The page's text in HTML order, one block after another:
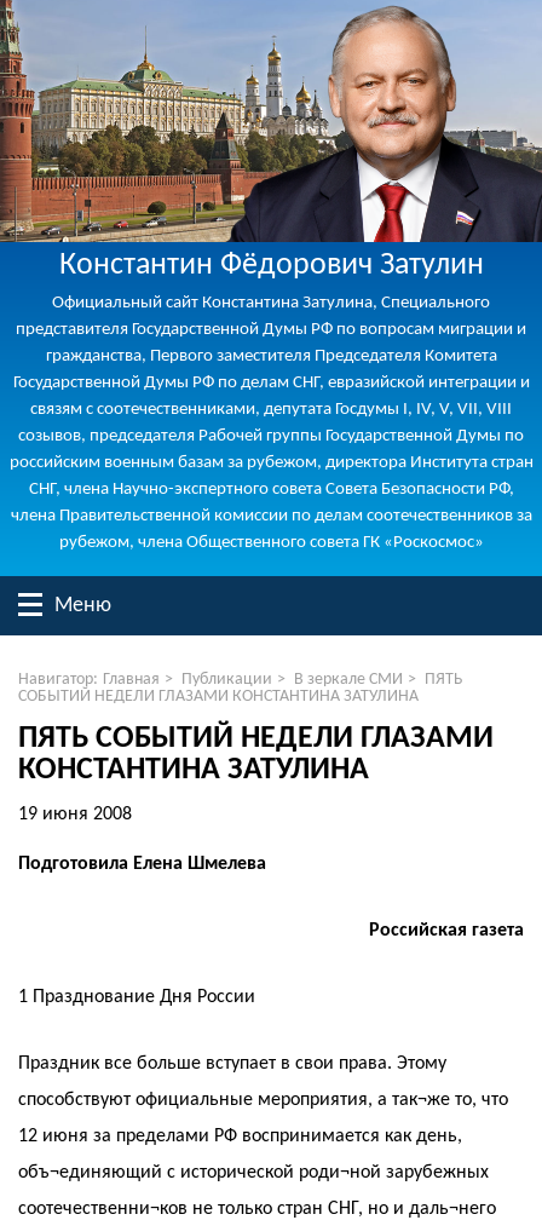
Константин Фёдорович Затулин
Официальный сайт Константина Затулина, Специального
представителя Государственной Думы РФ по вопросам миграции и
гражданства, Первого заместителя Председателя Комитета
Государственной Думы РФ по делам СНГ, евразийской интеграции и
связям с соотечественниками, депутата Госдумы I, IV, V, VII, VIII
созывов, председателя Рабочей группы Государственной Думы по
российским военным базам за рубежом, директора Института стран
СНГ, члена Научно-экспертного совета Совета Безопасности РФ,
члена Правительственной комиссии по делам соотечественников за
рубежом, члена Общественного совета ГК «Роскосмос»
Меню
Навигатор: Главная > Публикации > В зеркале СМИ > ПЯТЬ
СОБЫТИЙ НЕДЕЛИ ГЛАЗАМИ КОНСТАНТИНА ЗАТУЛИНА
ПЯТЬ СОБЫТИЙ НЕДЕЛИ ГЛАЗАМИ
КОНСТАНТИНА ЗАТУЛИНА
19 июня 2008
Подготовила Елена Шмелева
Российская газета
1 Празднование Дня России
Праздник все больше вступает в свои права. Этому
способствуют официальные мероприятия, а так¬же то, что
12 июня за пределами РФ воспринимается как день,
объ¬единяющий с исторической роди¬ной зарубежных
соотечественни¬ков не только стран СНГ, но и даль¬него